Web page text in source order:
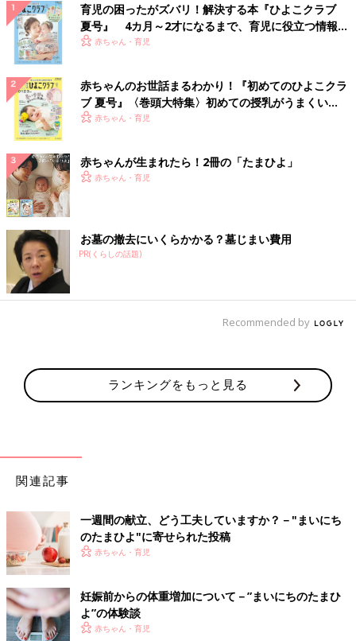
り糖質制限です。面白いように体重が落ち、3ヶ月で10キロは落
ちました」
「とりあえず、夕飯は18時まで、炭水化物を摂らない、というこ
とを地味になるべく続けてます。翌日結構きついですが、お昼の
みがっつり食べてます」
「今から3年くらい前に、事務職から接客の立ち仕事に転職した
のと同時に、白米にもち麦を混ぜて食べるようになったら、1年
で6キロ減りました！ 昼を食べて仕事に行って、夕飯食べるの
が20時頃。8時間、ほぼ何も食べないのがいいのかも、と思って
います」
「食事はなるべく糖質を取らず（野菜、たんぱく質多め)、間食
はヨーグルトやノンシュガーの飴、チーズなどにしています」
生活習慣を見直す
にいたのも大きかったかも。生活リズムも早寝早起きになり夜7
時には夕飯を食べて、疲れて果てて子どもと9時過ぎには寝落ち
(笑)夜も間食する時間がなくて食べませんでした」
ーにすれば痩せると実感しています。アラフォーです。アプリで
カロリーをつけて、一日1500キロカロリーを守りました。じり
せました。運動はなるべく階段使うとか気持ち程度でしたが、ち
ゃんと体脂肪率も７％くらい減りました」
「食べた物をノートに記録しています。体重も毎日測定。もとも
増えてたので、毎日測るって大事だと思いました」
体重が減り始めるまでは心が折れてしまいそうになりますが、少
育児の困ったがズバリ！解決する本『ひよこクラブ
夏号』 4カ月～2才になるまで、育児に役立つ情報が
いっぱい！
赤ちゃん・育児
赤ちゃんのお世話まるわかり！『初めてのひよこクラ
ブ 夏号』〈巻頭大特集〉初めての授乳がうまくい
く！ おっぱい・ミルクの基本と夏のトラブル 解決テ
赤ちゃん・育児
赤ちゃんが生まれたら！2冊の「たまひよ」
赤ちゃん・育児
お墓の撤去にいくらかかる？墓じまい費用
PR(くらしの話題)
Recommended by
ランキングをもっと見る
関連記事
一週間の献立、どう工夫していますか？－"まいにち
のたまひよ"に寄せられた投稿
赤ちゃん・育児
妊娠前からの体重増加について－”まいにちのたまひ
よ”の体験談
赤ちゃん・育児